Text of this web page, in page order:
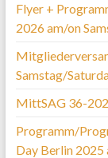
Flyer +
2026 am/on
Samstag/
MittSAG 36-
Programm/
Day Berlin 2025